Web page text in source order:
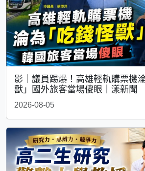
影｜議員踢爆！高雄輕軌購票機
獸」國外旅客當場傻眼｜漾新聞
2026-08-05